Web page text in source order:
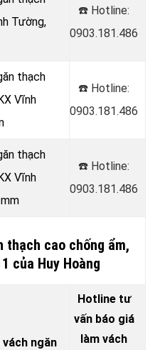
Tường,
☎️ Hotline:
0903.181.486
thạch
Vĩnh
☎️ Hotline:
0903.181.486
thạch
Vĩnh
☎️ Hotline:
0903.181.486
thạch cao chống ẩm,
của Huy Hoàng
ngăn
Hotline tư
vấn báo giá
làm vách